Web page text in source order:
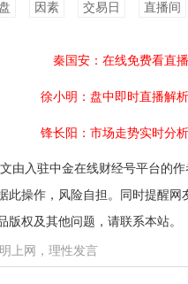
因素 交易日 直播间
秦国安：在线免费看直播
徐小明：盘中即时直播解析
锋长阳：市场走势实时分析
由入驻中金在线财经号平台的
此操作，风险自担。同时提醒
版权及其他问题，请联系本站。
上网，理性发言